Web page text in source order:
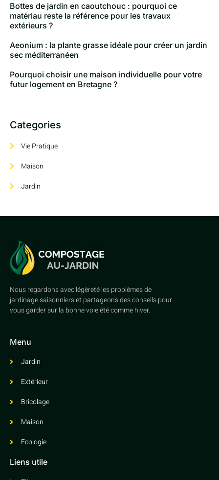
Bottes de jardin en caoutchouc : pourquoi ce
matériau reste la référence pour les travaux
extérieurs ?
Aeonium : la plante grasse idéale pour créer un jardin
sec méditerranéen
Pourquoi choisir une maison individuelle pour votre
futur logement en Bretagne ?
Categories
Vie Pratique
Maison
Jardin
Nous regardons avec légèreté les problèmes de
jardinage saisonniers et partageons des conseils pour
vous garder sur la bonne voie été comme hiver.
Menu
Jardin
Extérieur
Bricolage
Maison
Ecologie
Liens utile